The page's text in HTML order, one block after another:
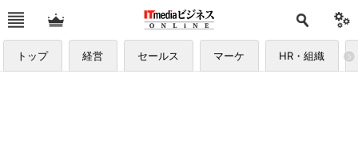
トップ 経営 セールス マーケ HR・組織